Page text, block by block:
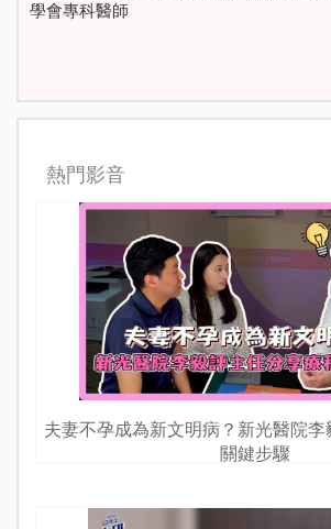
學會專科醫師
熱門影音
夫妻不孕成為新文明病？新光醫院
關鍵步驟